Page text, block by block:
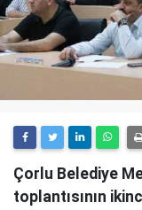
Çorlu Belediye
toplantısının